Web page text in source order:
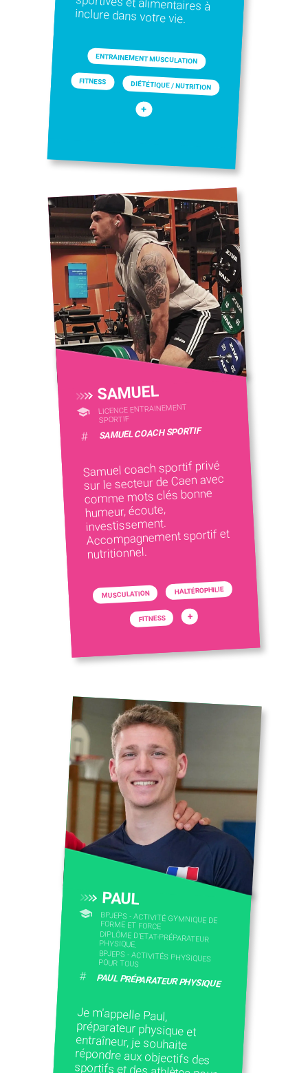
inclure dans votre vie.
ENTRAINEMENT MUSCULATION
FITNESS DIÉTÉTIQUE / NUTRITION
+
SAMUEL
LICENCE ENTRAINEMENT
SPORTIF
# SAMUEL COACH SPORTIF
Samuel coach sportif privé
sur le secteur de Caen avec
comme mots clés bonne
humeur, écoute,
investissement.
Accompagnement sportif et
nutritionnel.
MUSCULATION HALTÉROPHILIE
FITNESS +
PAUL
BPJEPS - ACTIVITÉ GYMNIQUE DE
FORME ET FORCE
DIPLÔME D'ETAT-PRÉPARATEUR
PHYSIQUE.
BPJEPS - ACTIVITÉS PHYSIQUES
POUR TOUS
# PAUL PRÉPARATEUR PHYSIQUE
Je m'appelle Paul,
préparateur physique et
entraîneur, je souhaite
répondre aux objectifs des
sportifs et des athlètes pour
les débutants et